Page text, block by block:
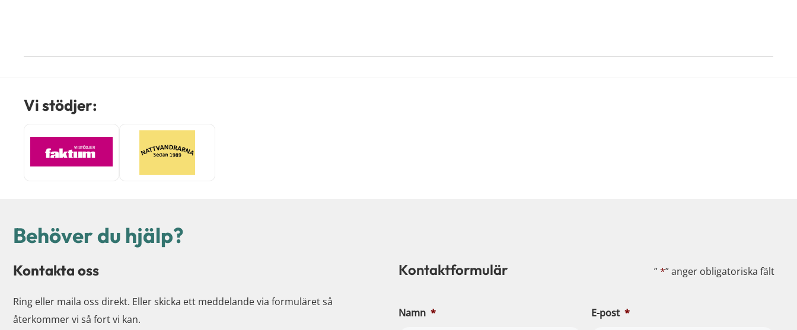
Vi stödjer:
Behöver du hjälp?
Kontakta oss
Ring eller maila oss direkt. Eller skicka ett meddelande via formuläret så
återkommer vi så fort vi kan.
Kontaktformulär ”*” anger obligatoriska fält
Namn * E-post *